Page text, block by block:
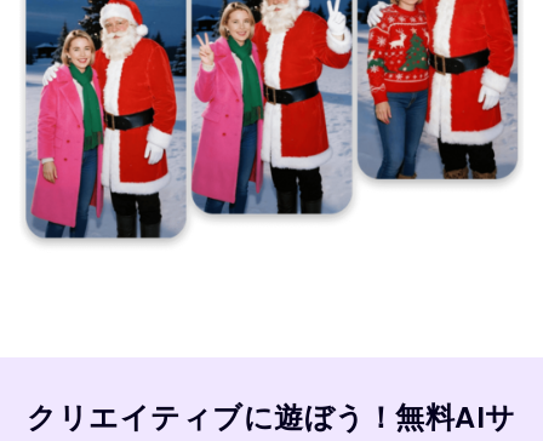
クリエイティブに遊ぼう！無料AIサ